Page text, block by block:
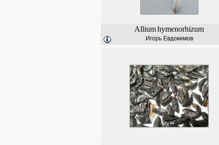
Alliumhymenorhizum
Игорь Евдокимов